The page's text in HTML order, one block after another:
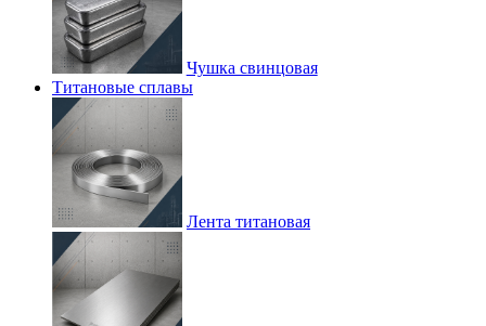
Чушка свинцовая
Титановые сплавы
Лента титановая